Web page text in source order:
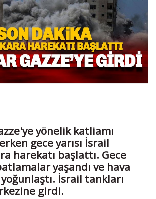
yönelik katliamı
gece yarısı İsrail
harekatı başlattı. Gece
yaşandı ve hava
yoğunlaştı. İsrail tankları
girdi.